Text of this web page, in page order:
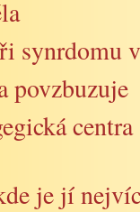
synrdomu
povzbuzuje
je jí